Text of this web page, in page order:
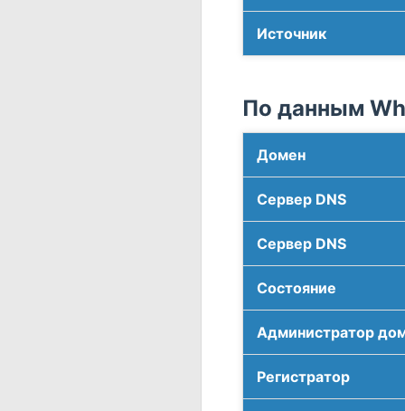
Источник
По данным
Домен
Сервер DNS
Сервер DNS
Соcтояние
Администратор
Регистратор